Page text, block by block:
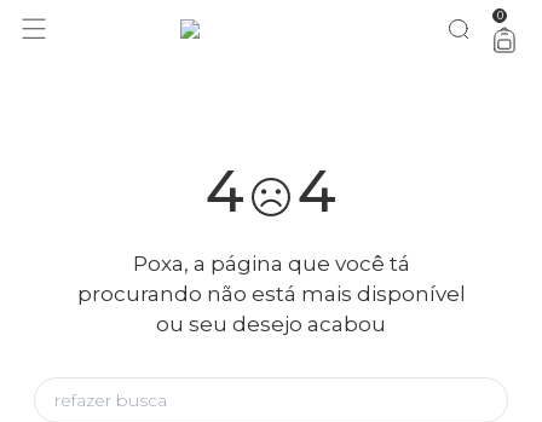
você merece 30% OFF pra comemorar com a gente aproveita! 0
4 4
Poxa, a página que você tá
procurando não está mais disponível
ou seu desejo acabou